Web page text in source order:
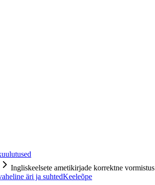
Ingliskeelsete ametikirjade korrektne vormistus
äri ja suhtedKeeleõpe